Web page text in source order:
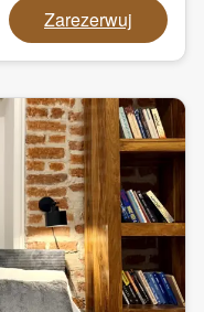
Zarezerwuj